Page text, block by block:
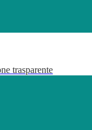
trasparente